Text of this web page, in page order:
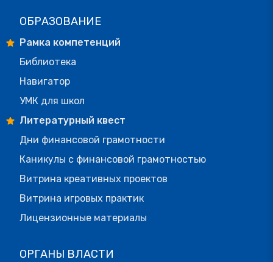
ОБРАЗОВАНИЕ
Рамка компетенций
Библиотека
Навигатор
УМК для школ
Литературный квест
Дни финансовой грамотности
Каникулы с финансовой грамотностью
Витрина креативных проектов
Витрина игровых практик
Лицензионные материалы
ОРГАНЫ ВЛАСТИ